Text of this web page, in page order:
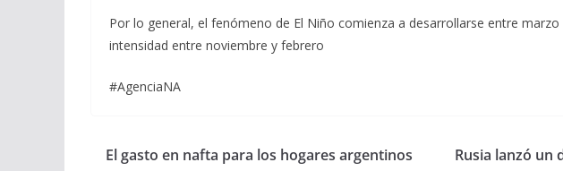
Por lo general, el fenómeno de El Niño comienza a desarrollarse entre
intensidad entre noviembre y febrero
#AgenciaNA
El gasto en nafta para los hogares argentinos
Rusia lanzó un